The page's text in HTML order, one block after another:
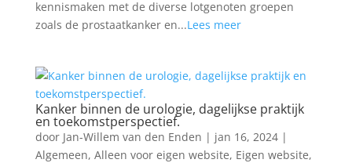
kennismaken met de diverse lotgenoten groepen
zoals de prostaatkanker en...Lees meer
Kanker binnen de urologie, dagelijkse praktijk
en toekomstperspectief.
door Jan-Willem van den Enden | jan 16, 2024|
Algemeen, Alleen voor eigen website, Eigen website,